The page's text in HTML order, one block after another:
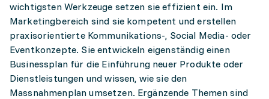
wichtigsten Werkzeuge setzen sie effizient ein. Im
Marketingbereich sind sie kompetent und erstellen
praxisorientierte Kommunikations-, Social Media- oder
Eventkonzepte. Sie entwickeln eigenständig einen
Businessplan für die Einführung neuer Produkte oder
Dienstleistungen und wissen, wie sie den
Massnahmenplan umsetzen. Ergänzende Themen sind